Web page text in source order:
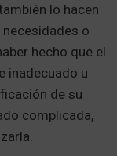
lo hacen
o
hecho que el
inadecuado u
de su
complicada,